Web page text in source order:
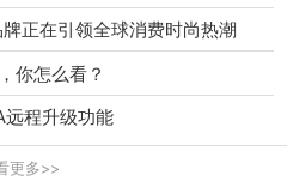
正在引领全球消费时尚热潮
你怎么看？
远程升级功能
更多>>